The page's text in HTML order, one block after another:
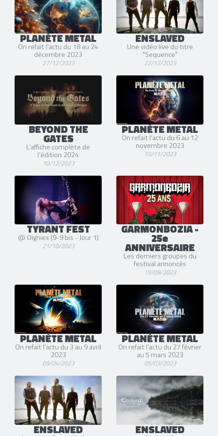
PLANÈTE METAL
On refait l'actu du 18 au 24
décembre 2023
27/12/2023
ENSLAVED
Une vidéo live du titre
"Sequence"
22/12/2023
BEYOND THE
GATES
L’affiche complète de
l’édition 2024
10/12/2023
PLANÈTE METAL
On refait l'actu du 6 au 12
novembre 2023
15/11/2023
TYRANT FEST
@ Oignies (9-9 bis - Jour 1)
21/10/2023
GARMONBOZIA -
25e
ANNIVERSAIRE
Les derniers groupes du
festival annoncés
19/09/2023
PLANÈTE METAL
On refait l'actu du 3 au 9 avril
2023
09/04/2023
PLANÈTE METAL
On refait l'actu du 27 février
au 5 mars 2023
05/03/2023
ENSLAVED ENSLAVED